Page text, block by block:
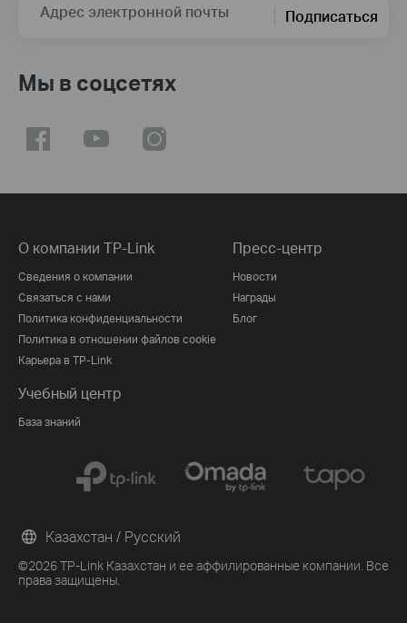
Адрес электронной почты Подписаться
Мы в соцсетях
О компании TP-Link
Сведения о компании
Связаться с нами
Политика конфиденциальности
Политика в отношении файлов cookie
Карьера в TP-Link
Пресс-центр
Новости
Награды
Блог
Учебный центр
База знаний
©2026 TP-Link Казахстан и ее аффилированные компании. Все
права защищены.
Казахстан / Русский